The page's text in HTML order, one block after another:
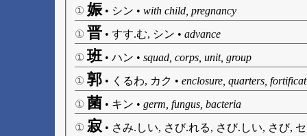
① 娠• シン • with child, pregnancy
① 晋 • すす.む, シン • advance
① 班• ハン • squad, corps, unit, group
① 郭 • くるわ, カク • enclosure, quarters,
① 菌 • キン • germ, fungus, bacteria
① 寂 • さみ.しい, さび.れる, さび.しい, さび,